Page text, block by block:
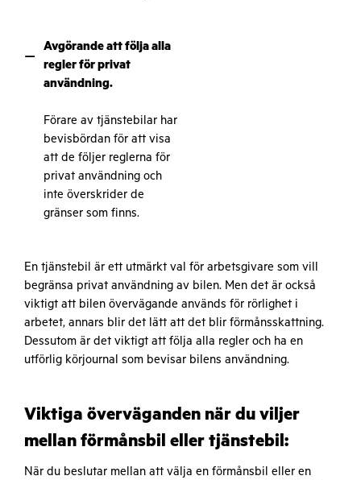
–
Avgörande att följa alla
regler för privat
användning.
Förare av tjänstebilar har
bevisbördan för att visa
att de följer reglerna för
privat användning och
inte överskrider de
gränser som finns.
En tjänstebil är ett utmärkt val för arbetsgivare som vill
begränsa privat användning av bilen. Men det är också
viktigt att bilen övervägande används för rörlighet i
arbetet, annars blir det lätt att det blir förmånsskattning.
Dessutom är det viktigt att följa alla regler och ha en
utförlig körjournal som bevisar bilens användning.
Viktiga överväganden när du viljer
mellan förmånsbil eller tjänstebil:
När du beslutar mellan att välja en förmånsbil eller en